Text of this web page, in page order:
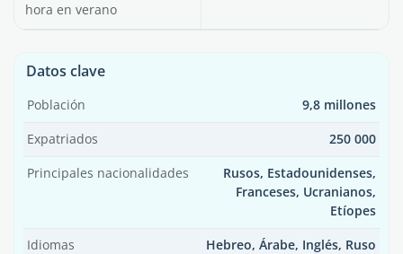
hora en verano
Datos clave
Población 9,8 millones
Expatriados 250 000
Principales nacionalidades
Rusos, Estadounidenses,
Franceses, Ucranianos,
Etíopes
Idiomas Hebreo, Árabe, Inglés, Ruso